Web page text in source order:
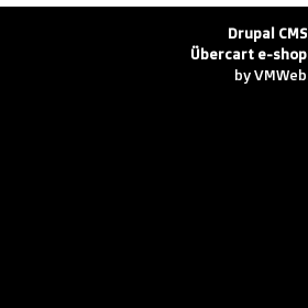
Drupal CMS
Übercart e-shop
by VMWeb